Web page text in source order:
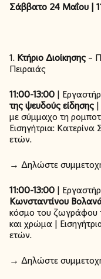
Σάββατο 24 Μαΐου |
1. ΚτήριοΔιοίκησης –
Πειραιάς
11:00-13:00 |
της ψευδούς είδησης |
με σύμμαχο τη
Εισηγήτρια:
ετών.
→ Δηλώστε
11:00-13:00 |
Κωνσταντίνου
κόσμο του ζωγράφου
και χρώμα |
ετών.
→ Δηλώστε